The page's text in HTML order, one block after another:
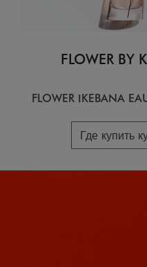
FLOWER BY
FLOWER IKEBANA
Где купить